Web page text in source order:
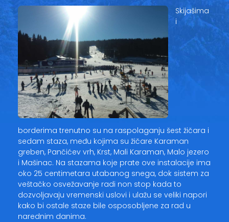
Skijašima
i
borderima trenutno su na raspolaganju šest žičara i
sedam staza, među kojima su žičare Karaman
greben, Pančićev vrh, Krst, Mali Karaman, Malo jezero
i Mašinac. Na stazama koje prate ove instalacije ima
oko 25 centimetara utabanog snega, dok sistem za
veštačko osvežavanje radi non stop kada to
dozvoljavaju vremenski uslovi i ulažu se veliki napori
kako bi ostale staze bile osposobljene za rad u
narednim danima.